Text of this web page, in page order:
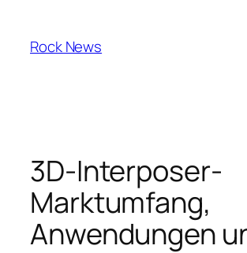
content
Rock News
3D-Interposer-
Marktumfang,
Anwendungen